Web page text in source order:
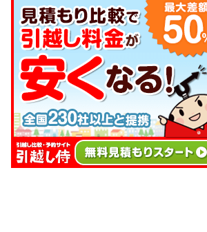
をこなし、失敗しない引っ越しを目指して下さい。
ュール管理が必要で、見落としも発生し...